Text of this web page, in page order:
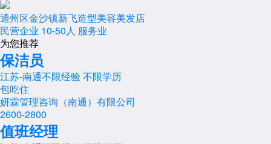
通州区金沙镇新飞造型美容美发店
民营企业 10-50人 服务业
为您推荐
保洁员
江苏-南通不限经验不限学历
包吃住
妍霖管理咨询（南通）有限公司
2600-2800
值班经理